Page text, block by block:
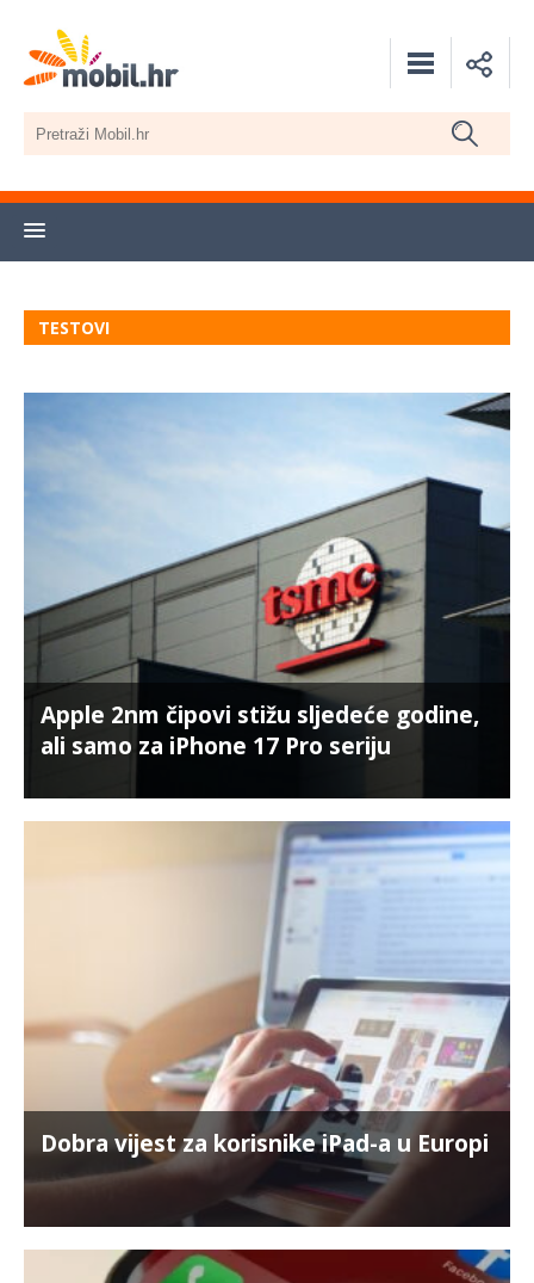
TESTOVI
Apple 2nm čipovi stižu sljedeće godine,
ali samo za iPhone 17 Pro seriju
Dobra vijest za korisnike iPad-a u Europi